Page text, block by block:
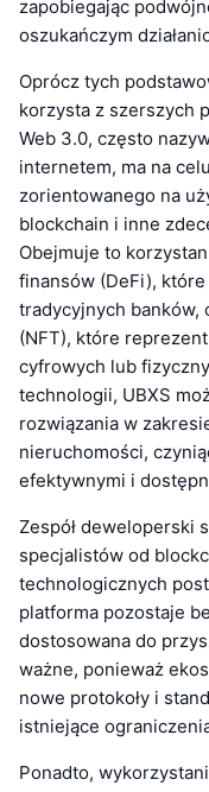
zapobiegając
oszukańczym
Oprócz tych
korzysta z szerszych
Web 3.0, często
internetem, ma na
zorientowanego na
blockchain i inne
Obejmuje to
finansów (DeFi),
tradycyjnych banków,
(NFT), które
cyfrowych lub
technologii, UBXS
rozwiązania w
nieruchomości,
efektywnymi i
Zespół deweloperski
specjalistów od
technologicznych
platforma pozostaje
dostosowana do
ważne, ponieważ
nowe protokoły i
istniejące
Ponadto,